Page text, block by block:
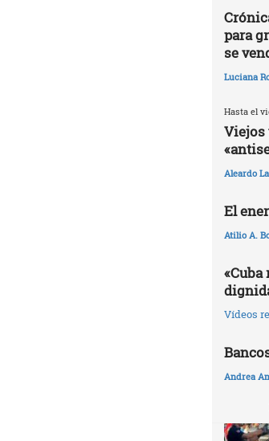
para
se
Luciana
Hasta el
Viejos
Aleardo
El
Atilio A.
Vídeos
Andrea